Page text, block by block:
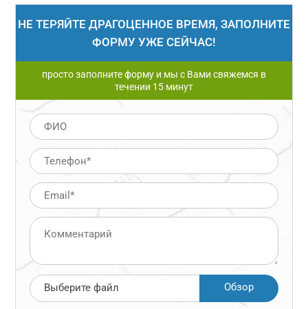
НЕ ТЕРЯЙТЕ ДРАГОЦЕННОЕ ВРЕМЯ, ЗАПОЛНИТЕ
ФОРМУ УЖЕ СЕЙЧАС!
просто заполните форму и мы с Вами свяжемся в
течении 15 минут
Выберите файл Обзор